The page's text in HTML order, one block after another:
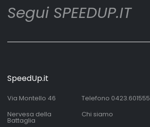
Segui SPEEDUP.IT
SpeedUp.it
Via Montello 46
Nervesa della
Battaglia
Telefono 0423.601555
Chi siamo